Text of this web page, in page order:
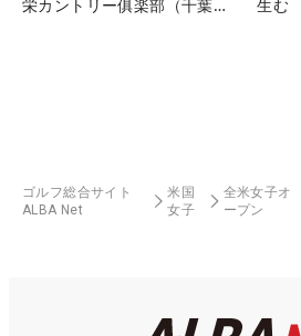
栄カントリー俱楽部（千葉
生む
ゴルフ総合サイト
ALBA Net
米国
女子
全米女子オ
ープン